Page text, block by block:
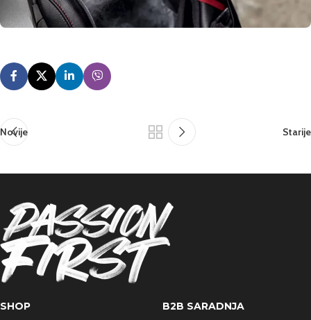
Novije Starije
SHOP
B2B SARADNJA